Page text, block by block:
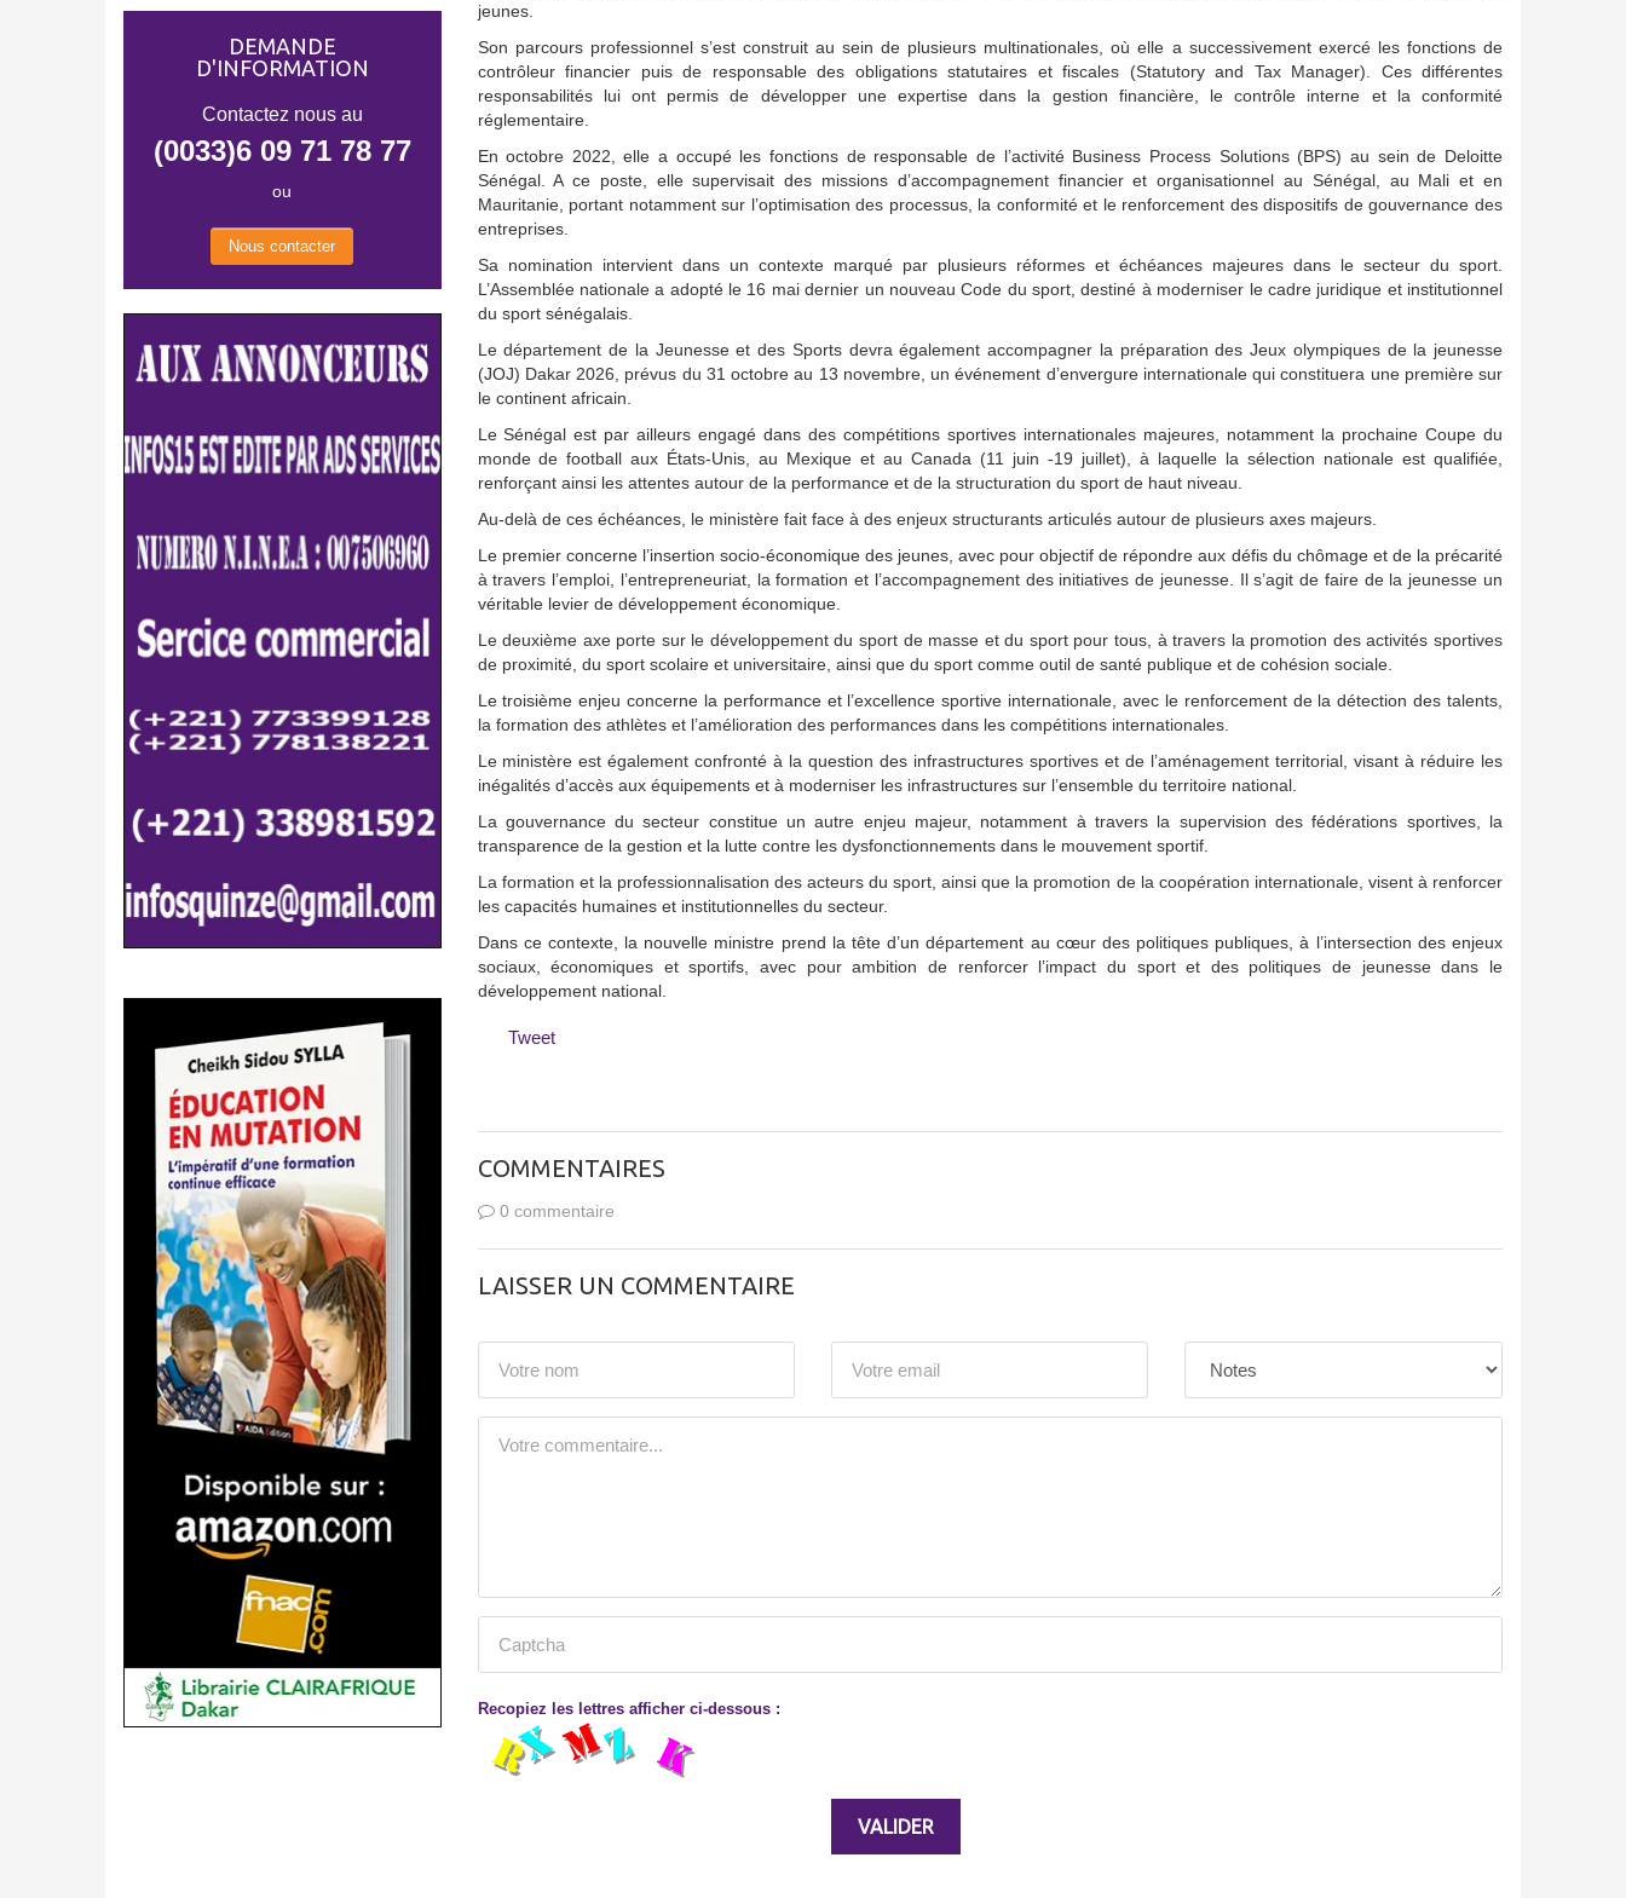
jeunes.
Son parcours professionnel s’est construit au sein de plusieurs multinationales, où elle a successivement exercé les fonctions de
contrôleur financier puis de responsable des obligations statutaires et fiscales (Statutory and Tax Manager). Ces différentes
responsabilités lui ont permis de développer une expertise dans la gestion financière, le contrôle interne et la conformité
réglementaire.
En octobre 2022, elle a occupé les fonctions de responsable de l’activité Business Process Solutions (BPS) au sein de Deloitte
Sénégal. A ce poste, elle supervisait des missions d’accompagnement financier et organisationnel au Sénégal, au Mali et en
Mauritanie, portant notamment sur l’optimisation des processus, la conformité et le renforcement des dispositifs de gouvernance des
entreprises.
Sa nomination intervient dans un contexte marqué par plusieurs réformes et échéances majeures dans le secteur du sport.
L’Assemblée nationale a adopté le 16 mai dernier un nouveau Code du sport, destiné à moderniser le cadre juridique et institutionnel
du sport sénégalais.
Le département de la Jeunesse et des Sports devra également accompagner la préparation des Jeux olympiques de la jeunesse
(JOJ) Dakar 2026, prévus du 31 octobre au 13 novembre, un événement d’envergure internationale qui constituera une première sur
le continent africain.
Le Sénégal est par ailleurs engagé dans des compétitions sportives internationales majeures, notamment la prochaine Coupe du
monde de football aux États-Unis, au Mexique et au Canada (11 juin -19 juillet), à laquelle la sélection nationale est qualifiée,
renforçant ainsi les attentes autour de la performance et de la structuration du sport de haut niveau.
Au-delà de ces échéances, le ministère fait face à des enjeux structurants articulés autour de plusieurs axes majeurs.
Le premier concerne l’insertion socio-économique des jeunes, avec pour objectif de répondre aux défis du chômage et de la précarité
à travers l’emploi, l’entrepreneuriat, la formation et l’accompagnement des initiatives de jeunesse. Il s’agit de faire de la jeunesse un
véritable levier de développement économique.
Le deuxième axe porte sur le développement du sport de masse et du sport pour tous, à travers la promotion des activités sportives
de proximité, du sport scolaire et universitaire, ainsi que du sport comme outil de santé publique et de cohésion sociale.
Le troisième enjeu concerne la performance et l’excellence sportive internationale, avec le renforcement de la détection des talents,
la formation des athlètes et l’amélioration des performances dans les compétitions internationales.
Le ministère est également confronté à la question des infrastructures sportives et de l’aménagement territorial, visant à réduire les
inégalités d’accès aux équipements et à moderniser les infrastructures sur l’ensemble du territoire national.
La gouvernance du secteur constitue un autre enjeu majeur, notamment à travers la supervision des fédérations sportives, la
transparence de la gestion et la lutte contre les dysfonctionnements dans le mouvement sportif.
La formation et la professionnalisation des acteurs du sport, ainsi que la promotion de la coopération internationale, visent à renforcer
les capacités humaines et institutionnelles du secteur.
Dans ce contexte, la nouvelle ministre prend la tête d’un département au cœur des politiques publiques, à l’intersection des enjeux
sociaux, économiques et sportifs, avec pour ambition de renforcer l’impact du sport et des politiques de jeunesse dans le
développement national.
Tweet
COMMENTAIRES
0 commentaire
LAISSER UN COMMENTAIRE
Recopiez les lettres afficher ci-dessous :
DEMANDE
D'INFORMATION
Contactez nous au
(0033)6 09 71 78 77
ou
Nous contacter